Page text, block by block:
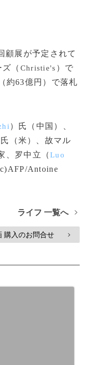
顧展が予定されて
（ Christie's ）で
約63億円）で落札
）氏（中国）、
氏（米）、故マル
、罗中立（Luo
Antoine
ライフ 一覧へ >
購入のお問合せ >